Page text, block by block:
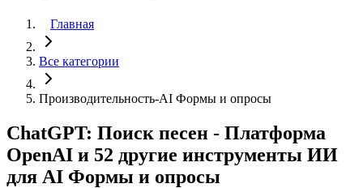
Главная
Все категории
Производительность-AI Формы и опросы
ChatGPT: Поиск песен - Платформа
OpenAI и 52 другие инструменты ИИ
для AI Формы и опросы